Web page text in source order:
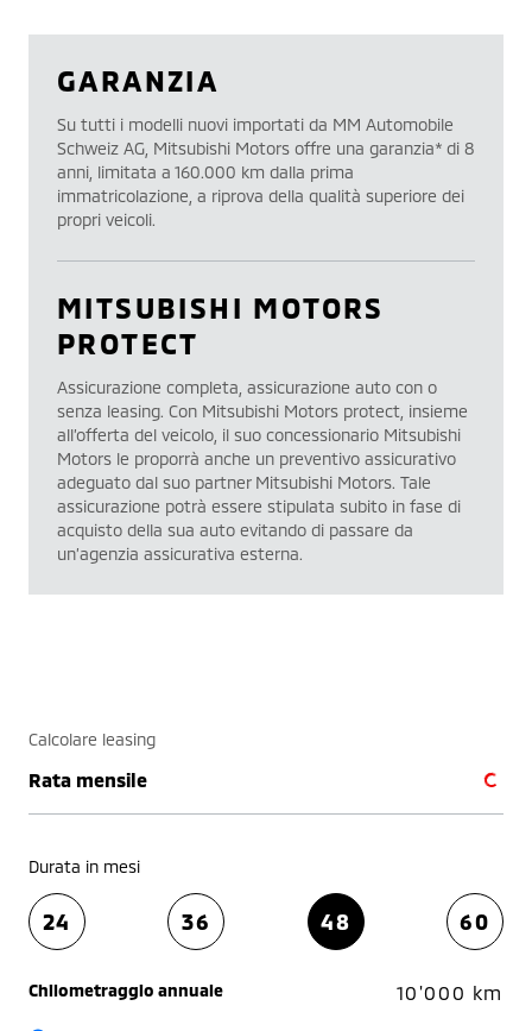
GARANZIA
Su tutti i modelli nuovi importati da MM Automobile
Schweiz AG, Mitsubishi Motors offre una garanzia* di 8
anni, limitata a 160.000 km dalla prima
immatricolazione, a riprova della qualità superiore dei
propri veicoli.
MITSUBISHI MOTORS
PROTECT
Assicurazione completa, assicurazione auto con o
senza leasing. Con Mitsubishi Motors protect, insieme
all’offerta del veicolo, il suo concessionario Mitsubishi
Motors le proporrà anche un preventivo assicurativo
adeguato dal suo partner Mitsubishi Motors. Tale
assicurazione potrà essere stipulata subito in fase di
acquisto della sua auto evitando di passare da
un’agenzia assicurativa esterna.
Calcolare leasing
Rata mensile
Durata in mesi
24 36 48 60
Chilometraggio annuale 10'000 km